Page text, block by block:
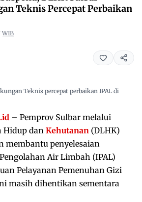
Teknis Percepat Perbaikan
WIB
Teknis percepat perbaikan IPAL di
– Pemprov Sulbar melalui
Hidup dan Kehutanan (DLHK)
membantu penyelesaian
Air Limbah (IPAL)
Pelayanan Pemenuhan Gizi
masih dihentikan sementara